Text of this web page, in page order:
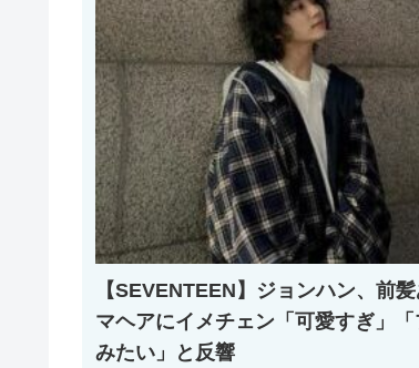
【SEVENTEEN】ジョンハン、前
マヘアにイメチェン「可愛すぎ」
みたい」と反響